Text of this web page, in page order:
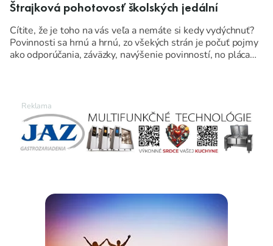
Štrajková pohotovosť školských jedální
Cítite, že je toho na vás veľa a nemáte si kedy vydýchnuť?
Povinnosti sa hrnú a hrnú, zo všekých strán je počuť pojmy
ako odporúčania, záväzky, navýšenie povinností, no pláca